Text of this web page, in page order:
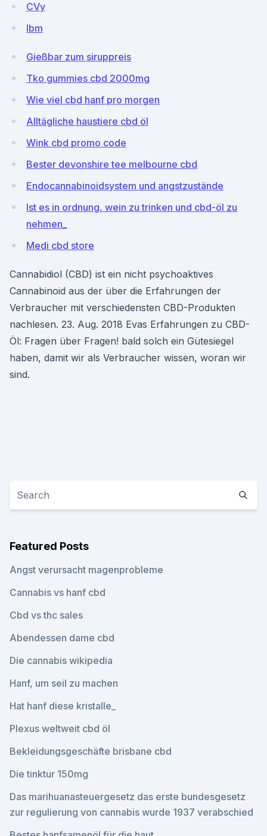
CVy
Ibm
Gießbar zum siruppreis
Tko gummies cbd 2000mg
Wie viel cbd hanf pro morgen
Alltägliche haustiere cbd öl
Wink cbd promo code
Bester devonshire tee melbourne cbd
Endocannabinoidsystem und angstzustände
Ist es in ordnung, wein zu trinken und cbd-öl zu
nehmen_
Medi cbd store
Cannabidiol (CBD) ist ein nicht psychoaktives
Cannabinoid aus der über die Erfahrungen der
Verbraucher mit verschiedensten CBD-Produkten
nachlesen. 23. Aug. 2018 Evas Erfahrungen zu CBD-
Öl: Fragen über Fragen! bald solch ein Gütesiegel
haben, damit wir als Verbraucher wissen, woran wir
sind.
Featured Posts
Angst verursacht magenprobleme
Cannabis vs hanf cbd
Cbd vs thc sales
Abendessen dame cbd
Die cannabis wikipedia
Hanf, um seil zu machen
Hat hanf diese kristalle_
Plexus weltweit cbd öl
Bekleidungsgeschäfte brisbane cbd
Die tinktur 150mg
Das marihuanasteuergesetz das erste bundesgesetz
zur regulierung von cannabis wurde 1937 verabschied